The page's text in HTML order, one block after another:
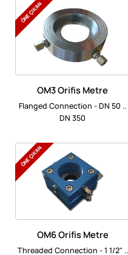
ÖNE ÇIKAN
OM3 Orifis Metre
Flanged Connection - DN 50 ..
DN 350
ÖNE ÇIKAN
OM6 Orifis Metre
Threaded Connection - 1 1/2" ..